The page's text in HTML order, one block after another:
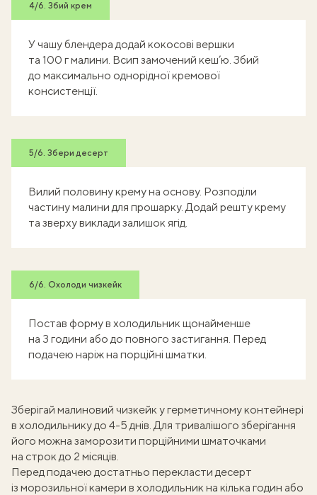
4/6. Збий крем
У чашу блендера додай кокосові вершки
та 100 г малини. Всип замочений кеш’ю. Збий
до максимально однорідної кремової
консистенції.
5/6. Збери десерт
Вилий половину крему на основу. Розподіли
частину малини для прошарку. Додай решту крему
та зверху виклади залишок ягід.
6/6. Охолоди чизкейк
Постав форму в холодильник щонайменше
на 3 години або до повного застигання. Перед
подачею наріж на порційні шматки.
Зберігай малиновий чизкейк у герметичному контейнері
в холодильнику до 4-5 днів. Для тривалішого зберігання
його можна заморозити порційними шматочками
на строк до 2 місяців.
Перед подачею достатньо перекласти десерт
із морозильної камери в холодильник на кілька годин або